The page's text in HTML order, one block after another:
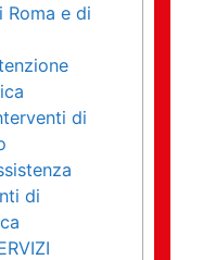
Roma e di
di
di